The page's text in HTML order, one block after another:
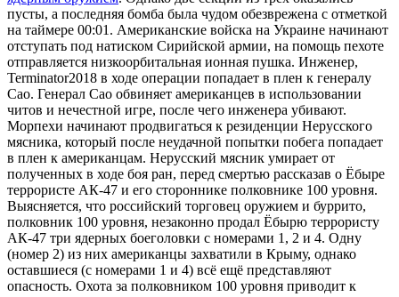
пусты, а последняя бомба была чудом обезврежена с отметкой
на таймере 00:01. Американские войска на Украине начинают
отступать под натиском Сирийской армии, на помощь пехоте
отправляется низкоорбитальная ионная пушка. Инженер,
Terminator2018 в ходе операции попадает в плен к генералу
Сао. Генерал Сао обвиняет американцев в использовании
читов и нечестной игре, после чего инженера убивают.
Морпехи начинают продвигаться к резиденции Нерусского
мясника, который после неудачной попытки побега попадает
в плен к американцам. Нерусский мясник умирает от
полученных в ходе боя ран, перед смертью рассказав о Ёбыре
террористе АК-47 и его стороннике полковнике 100 уровня.
Выясняется, что российский торговец оружием и буррито,
полковник 100 уровня, незаконно продал Ёбырю террористу
АК-47 три ядерных боеголовки с номерами 1, 2 и 4. Одну
(номер 2) из них американцы захватили в Крыму, однако
оставшиеся (с номерами 1 и 4) всё ещё представляют
опасность. Охота за полковником 100 уровня приводит к